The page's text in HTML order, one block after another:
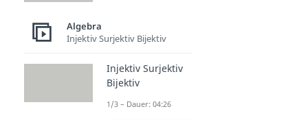
Algebra
Injektiv Surjektiv Bijektiv
Injektiv Surjektiv
Bijektiv
1/3 – Dauer: 04:26